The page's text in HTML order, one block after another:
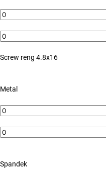
Screw reng 4.8x16
Metal
Spandek